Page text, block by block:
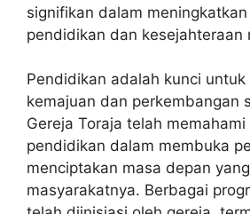
signifikan dalam
pendidikan dan kesejahteraan
Pendidikan adalah kunci untuk
kemajuan dan perkembangan
Gereja Toraja telah
pendidikan dalam membuka
menciptakan masa depan
masyarakatnya. Berbagai